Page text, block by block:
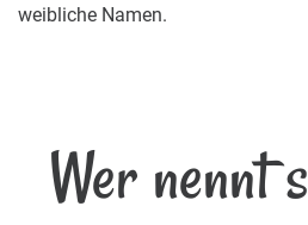
weibliche Namen.
Wer nennt